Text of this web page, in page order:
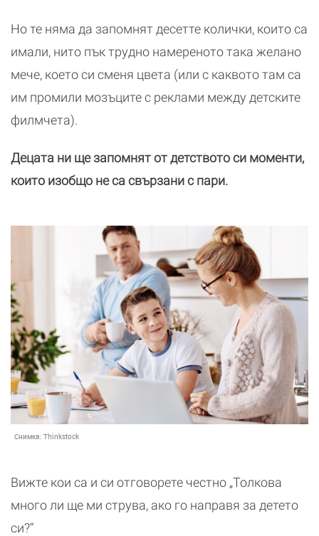
Но те няма да запомнят десетте колички, които са
имали, нито пък трудно намереното така желано
мече, което си сменя цвета (или с каквото там са
им промили мозъците с реклами между детските
филмчета).
Децата ни ще запомнят от детството си моменти,
които изобщо не са свързани с пари.
Снимка: Thinkstock
Вижте кои са и си отговорете честно „Толкова
много ли ще ми струва, ако го направя за детето
си?“